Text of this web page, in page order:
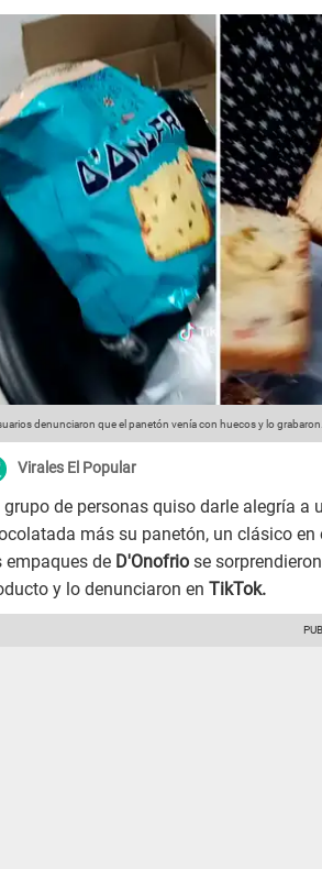
denunciaron que el panetón venía con huecos y lo grabaron.
Virales El Popular
grupo de personas quiso darle alegría a
más su panetón, un clásico
empaques de D'Onofrio se
y lo denunciaron en TikTok.